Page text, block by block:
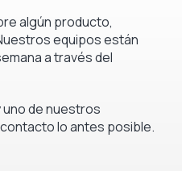
algún producto,
equipos están
a través del
uno de nuestros
lo antes posible.